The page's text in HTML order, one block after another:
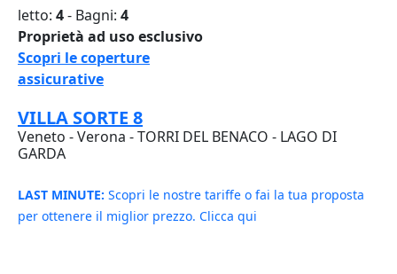
letto: 4- Bagni: 4
Proprietà ad uso esclusivo
Scopri le coperture
assicurative
VILLA SORTE 8
Veneto - Verona - TORRI DEL BENACO - LAGO DI
GARDA
LAST MINUTE: Scopri le nostre tariffe o fai la tua proposta
per ottenere il miglior prezzo. Clicca qui